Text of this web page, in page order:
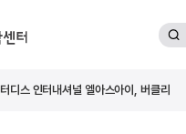
디스 인터내셔널 엘아스아이, 버클리